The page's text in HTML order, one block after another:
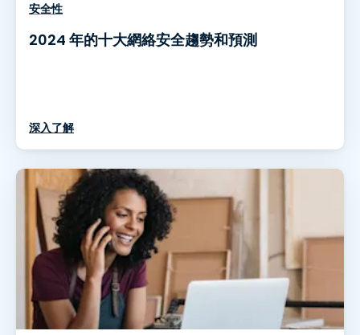
安全性
2024 年的十大網絡安全趨勢和預測
深入了解